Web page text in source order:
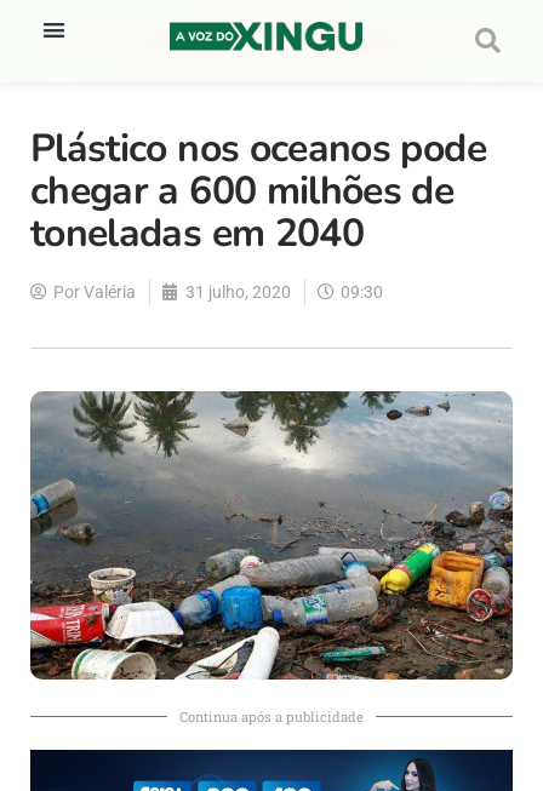
Plástico nos oceanos pode
chegar a 600 milhões de
toneladas em 2040
PorValéria 31 julho, 2020 09:30
Continua após a publicidade